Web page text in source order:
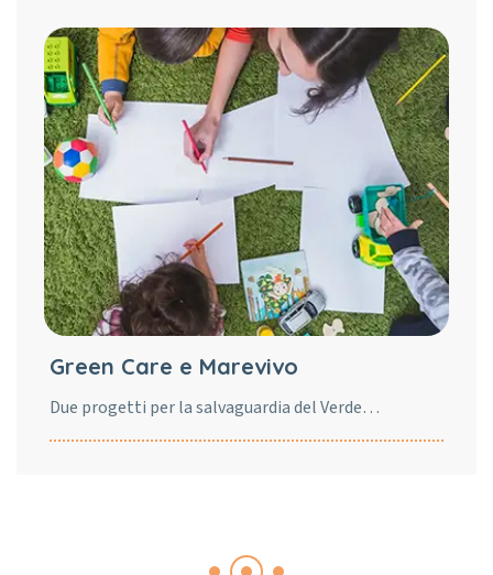
Green Care e Marevivo
Due progetti per la salvaguardia del Verde…